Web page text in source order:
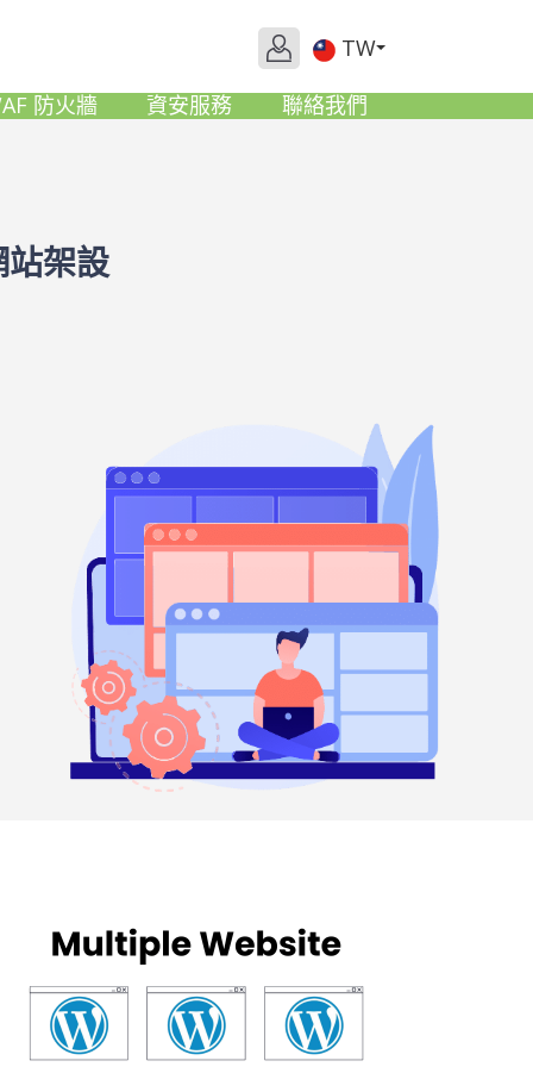
TW
防火牆 資安服務 聯絡我們
架設